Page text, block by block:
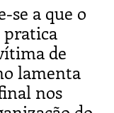
se a que o
pratica
de
lamenta
nos